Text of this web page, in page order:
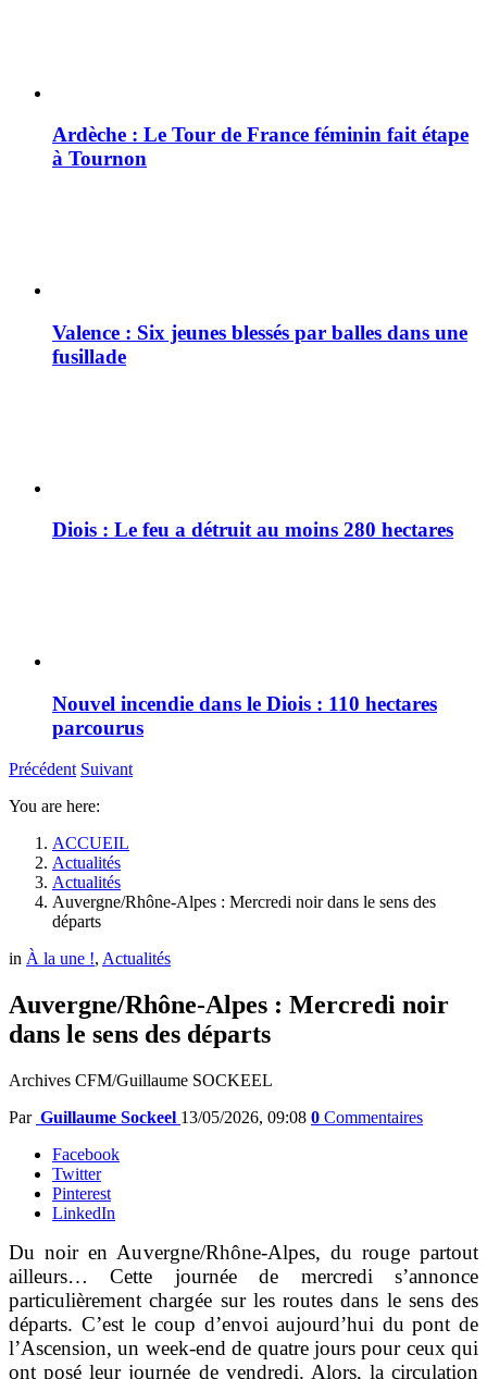
Ardèche : Le Tour de France féminin fait étape
à Tournon
Valence : Six jeunes blessés par balles dans une
fusillade
Diois : Le feu a détruit au moins 280 hectares
Nouvel incendie dans le Diois : 110 hectares
parcourus
Précédent Suivant
You are here:
ACCUEIL
Actualités
Actualités
Auvergne/Rhône-Alpes : Mercredi noir dans le sens des
départs
in À la une !, Actualités
Auvergne/Rhône-Alpes : Mercredi noir
dans le sens des départs
Archives CFM/Guillaume SOCKEEL
Par Guillaume Sockeel 13/05/2026, 09:08 0 Commentaires
Facebook
Twitter
Pinterest
LinkedIn
Du noir en Auvergne/Rhône-Alpes, du rouge partout
ailleurs… Cette journée de mercredi s’annonce
particulièrement chargée sur les routes dans le sens des
départs. C’est le coup d’envoi aujourd’hui du pont de
l’Ascension, un week-end de quatre jours pour ceux qui
ont posé leur journée de vendredi. Alors, la circulation